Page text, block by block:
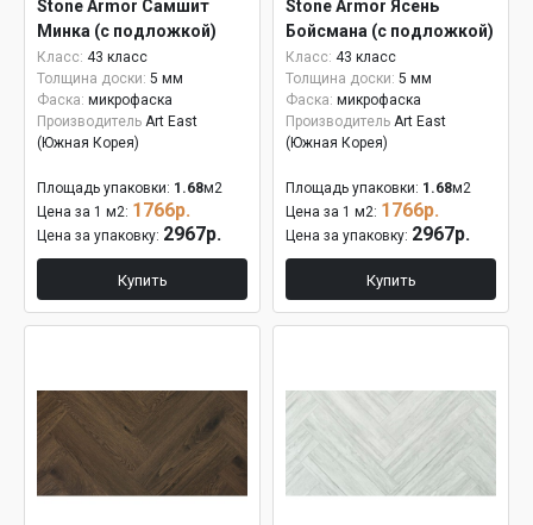
Stone Armor Самшит
Минка (с подложкой)
ARM HV 96
Класс: 43 класс
Толщина доски: 5 мм
Фаска: микрофаска
Производитель Art East
(Южная Корея)
Площадь упаковки: 1.68м2
Цена за 1 м2: 1766р.
Цена за упаковку: 2967р.
Купить
Stone Armor Ясень
Бойсмана (с подложкой)
ARM HV 92
Класс: 43 класс
Толщина доски: 5 мм
Фаска: микрофаска
Производитель Art East
(Южная Корея)
Площадь упаковки: 1.68м2
Цена за 1 м2: 1766р.
Цена за упаковку: 2967р.
Купить